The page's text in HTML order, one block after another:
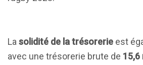
La solidité de la trésorerie est
avec une trésorerie brute de 15,6